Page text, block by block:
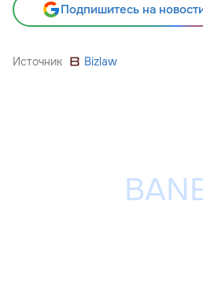
Подпишитесь на
Источник Bizlaw